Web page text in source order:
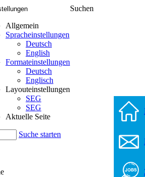
Allgemein
Spracheinstellungen
Deutsch
English
Formateinstellungen
Deutsch
Englisch
Layouteinstellungen
SEG
SEG
Aktuelle Seite
Suchen
Suche starten